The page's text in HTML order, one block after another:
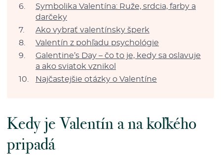
Symbolika Valentína: Ruže, srdcia, farby a
darčeky
Ako vybrať valentínsky šperk
Valentín z pohľadu psychológie
Galentine’s Day – čo to je, kedy sa oslavuje
a ako sviatok vznikol
Najčastejšie otázky o Valentíne
Kedy je Valentín a na koľkého
pripadá